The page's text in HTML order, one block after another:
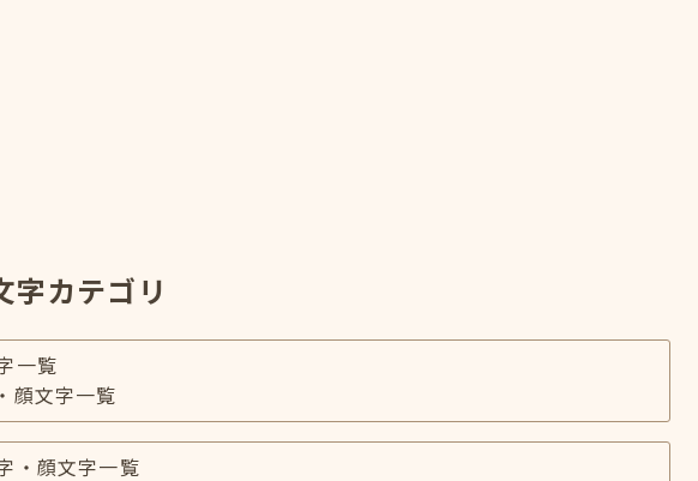
字カテゴリ
一覧
顔文字一覧
・顔文字一覧